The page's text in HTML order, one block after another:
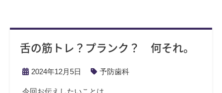
舌の筋トレ？プランク？ 何それ。
2024年12月5日 予防歯科
今回お伝えしたいことは